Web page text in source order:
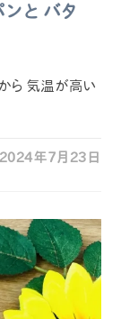
とバタ
ら気温が高い
2024年7月23日